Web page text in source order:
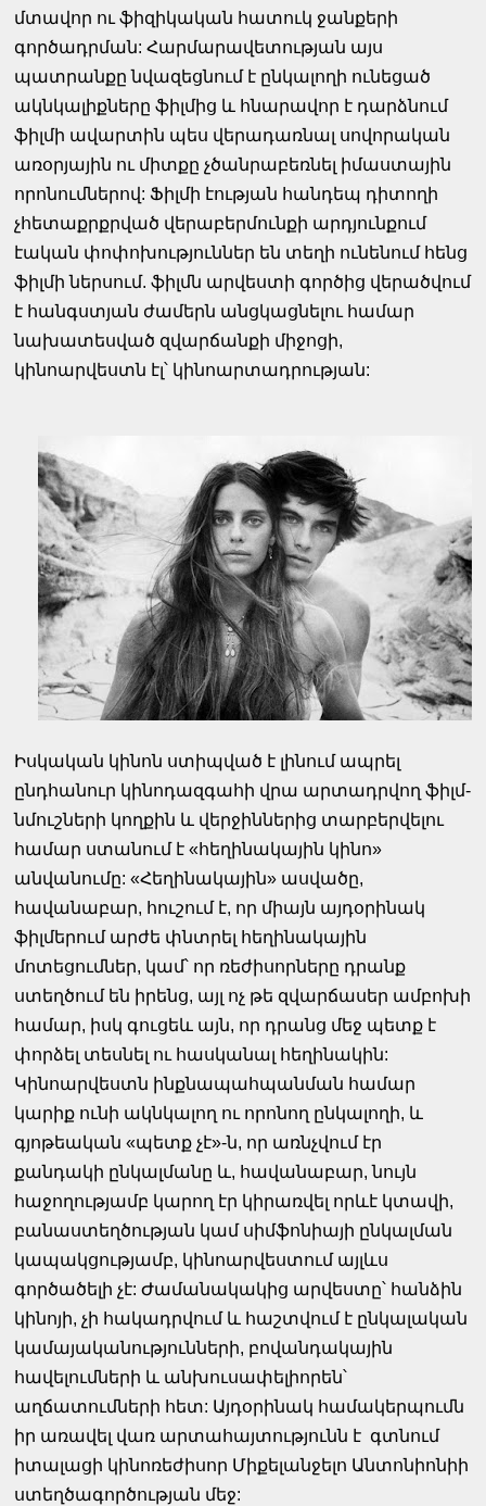
մտավոր ու ֆիզիկական հատուկ ջանքերի
գործադրման: Հարմարավետության այս
պատրանքը նվազեցնում է ընկալողի ունեցած
ակնկալիքները ֆիլմից և հնարավոր է դարձնում
ֆիլմի ավարտին պես վերադառնալ սովորական
առօրյային ու միտքը չծանրաբեռնել իմաստային
որոնումներով: Ֆիլմի էության հանդեպ դիտողի
չհետաքրքրված վերաբերմունքի արդյունքում
էական փոփոխություններ են տեղի ունենում հենց
ֆիլմի ներսում. ֆիլմն արվեստի գործից վերածվում
է հանգստյան ժամերն անցկացնելու համար
նախատեսված զվարճանքի միջոցի,
կինոարվեստն էլ՝ կինոարտադրության:
Իսկական կինոն ստիպված է լինում ապրել
ընդհանուր կինոդազգահի վրա արտադրվող ֆիլմ-
նմուշների կողքին և վերջիններից տարբերվելու
համար ստանում է «հեղինակային կինո»
անվանումը: «Հեղինակային» ասվածը,
հավանաբար, հուշում է, որ միայն այդօրինակ
ֆիլմերում արժե փնտրել հեղինակային
մոտեցումներ, կամ՝ որ ռեժիսորները դրանք
ստեղծում են իրենց, այլ ոչ թե զվարճասեր ամբոխի
համար, իսկ գուցեև այն, որ դրանց մեջ պետք է
փորձել տեսնել ու հասկանալ հեղինակին:
Կինոարվեստն ինքնապահպանման համար
կարիք ունի ակնկալող ու որոնող ընկալողի, և
գյոթեական «պետք չէ»-ն, որ առնչվում էր
քանդակի ընկալմանը և, հավանաբար, նույն
հաջողությամբ կարող էր կիրառվել որևէ կտավի,
բանաստեղծության կամ սիմֆոնիայի ընկալման
կապակցությամբ, կինոարվեստում այլևս
գործածելի չէ: Ժամանակակից արվեստը՝ հանձին
կինոյի, չի հակադրվում և հաշտվում է ընկալական
կամայականությունների, բովանդակային
հավելումների և անխուսափելիորեն՝
աղճատումների հետ: Այդօրինակ համակերպումն
իր առավել վառ արտահայտությունն է գտնում
իտալացի կինոռեժիսոր Միքելանջելո Անտոնիոնիի
ստեղծագործության մեջ: